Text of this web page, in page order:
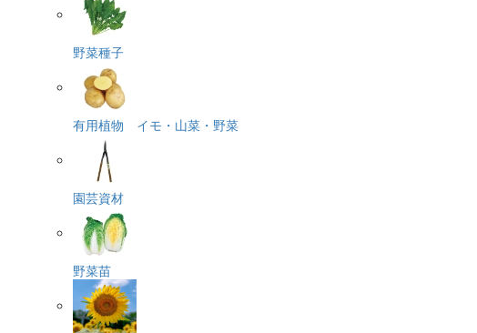
野菜種子
有用植物 イモ・山菜・野菜
園芸資材
野菜苗